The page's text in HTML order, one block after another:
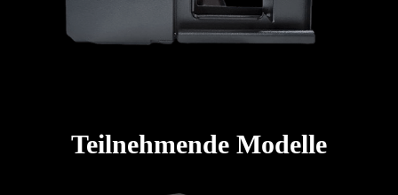
Teilnehmende Modelle